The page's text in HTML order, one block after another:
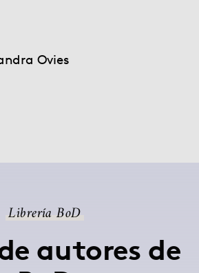
Ovies
Librería BoD
autores de